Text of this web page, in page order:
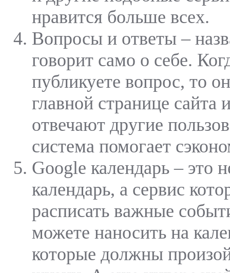
нравится больше всех.
Вопросы и ответы –
говорит само о себе.
публикуете вопрос, то
главной странице сайта
отвечают другие
система помогает
Google календарь – это
календарь, а сервис
расписать важные
можете наносить на
которые должны